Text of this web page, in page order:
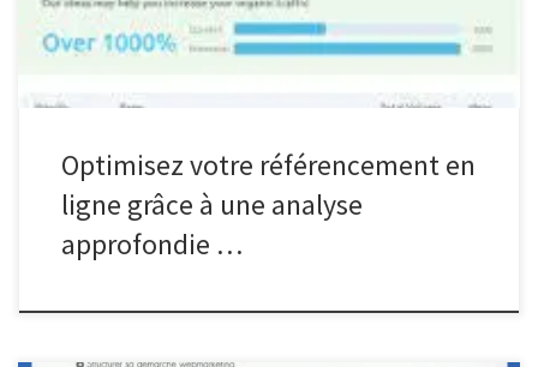
optimiser votre positionnement […]
Optimisez votre référencement en
ligne grâce à une analyse
approfondie …